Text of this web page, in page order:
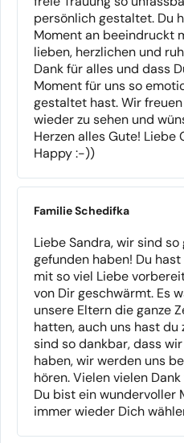
Die schönsten
persönlich gestaltet. Du
Moment an beeindruckt
lieben, herzlichen und
Dank für alles und dass
Moment für uns so
gestaltet hast. Wir
wieder zu sehen und
Herzen alles Gute!
Happy :-))
Familie Schedifka
Liebe Sandra, wir sind
gefunden haben! Du
mit so viel Liebe
von Dir geschwärmt. Es
unsere Eltern die ganze
hatten, auch uns hast du
sind so dankbar, dass
haben, wir werden uns
hören. Vielen vielen
Du bist ein wundervoller
immer wieder Dich